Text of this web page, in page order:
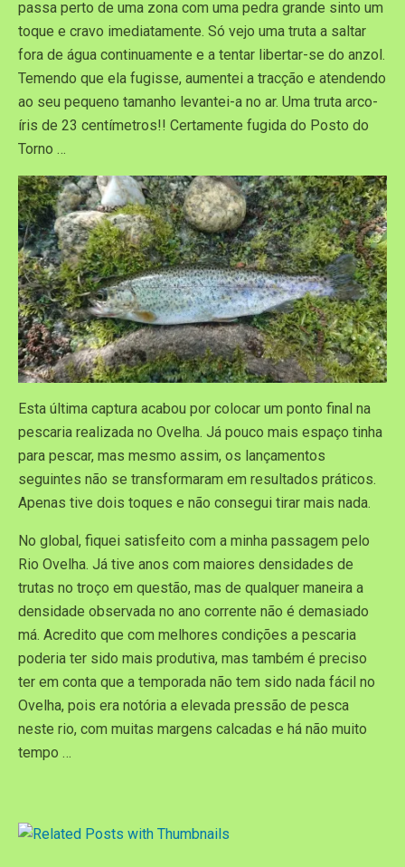
passa perto de uma zona com uma pedra grande sinto um
toque e cravo imediatamente. Só vejo uma truta a saltar
fora de água continuamente e a tentar libertar-se do anzol.
Temendo que ela fugisse, aumentei a tracção e atendendo
ao seu pequeno tamanho levantei-a no ar. Uma truta arco-
íris de 23 centímetros!! Certamente fugida do Posto do
Torno …
Esta última captura acabou por colocar um ponto final na
pescaria realizada no Ovelha. Já pouco mais espaço tinha
para pescar, mas mesmo assim, os lançamentos
seguintes não se transformaram em resultados práticos.
Apenas tive dois toques e não consegui tirar mais nada.
No global, fiquei satisfeito com a minha passagem pelo
Rio Ovelha. Já tive anos com maiores densidades de
trutas no troço em questão, mas de qualquer maneira a
densidade observada no ano corrente não é demasiado
má. Acredito que com melhores condições a pescaria
poderia ter sido mais produtiva, mas também é preciso
ter em conta que a temporada não tem sido nada fácil no
Ovelha, pois era notória a elevada pressão de pesca
neste rio, com muitas margens calcadas e há não muito
tempo …